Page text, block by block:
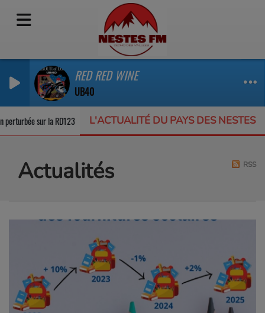
RED RED WINE
UB40
L'ACTUALITÉ DU PAYS DES NESTES
sur la RD123 Un appel à projets pour protéger la biodiversité
Actualités RSS